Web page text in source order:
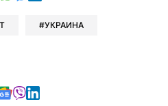
УКРАИНА
в Telegram
в Facebook
в X
Читайте в Google news
Читайте в Viber
Читайте в LinkedIn